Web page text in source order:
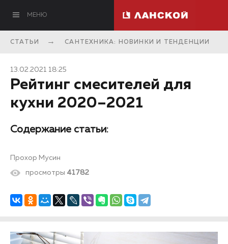
МЕНЮ
СТАТЬИ САНТЕХНИКА: НОВИНКИ И ТЕНДЕНЦИИ
13.02.2021 18:25
Рейтинг смесителей для
кухни 2020–2021
Содержание статьи:
Прохор Мусин
просмотры 41782